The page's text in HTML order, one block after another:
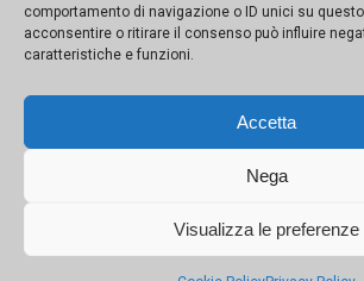
comportamento di navigazione o ID unici su
acconsentire o ritirare il consenso può influire
caratteristiche e funzioni.
Accetta
Nega
Visualizza le preferenze
Palermo n. 19 del 2017 iscrizione al roc numero
Porta Felice Srl. Sede legale: Via Libertà 93 –
Società iscritta alla Camera di Commercio di
065228208251 Capitale 10000 euro IV
© Copyright Porta Felice | Le Vie dei Tesori. Tutti i